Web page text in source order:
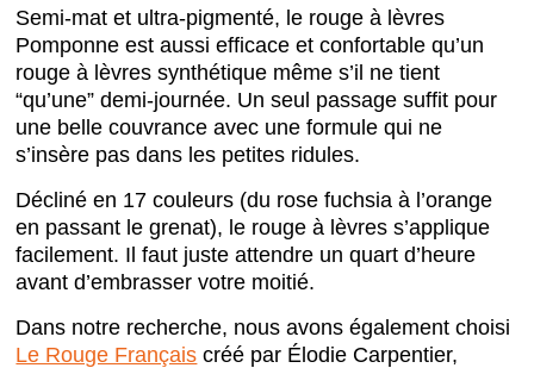
Semi-mat et ultra-pigmenté, le rouge à lèvres
Pomponne est aussi efficace et confortable qu’un
rouge à lèvres synthétique même s’il ne tient
“qu’une” demi-journée. Un seul passage suffit pour
une belle couvrance avec une formule qui ne
s’insère pas dans les petites ridules.
Décliné en 17 couleurs (du rose fuchsia à l’orange
en passant le grenat), le rouge à lèvres s’applique
facilement. Il faut juste attendre un quart d’heure
avant d’embrasser votre moitié.
Dans notre recherche, nous avons également choisi
Le Rouge Français créé par Élodie Carpentier,